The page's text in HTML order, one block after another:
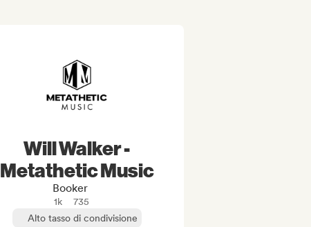
Will Walker -
Metathetic Music
Booker
1k
735
Alto tasso di condivisione